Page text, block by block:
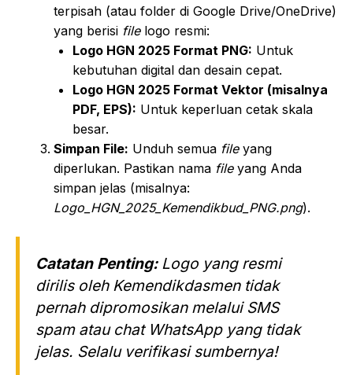
terpisah (atau folder di Google Drive/OneDrive)
yang berisi filelogo resmi:
Logo HGN 2025 Format PNG: Untuk
kebutuhan digital dan desain cepat.
Logo HGN 2025 Format Vektor (misalnya
PDF, EPS): Untuk keperluan cetak skala
besar.
Simpan File: Unduh semua fileyang
diperlukan. Pastikan nama fileyang Anda
simpan jelas (misalnya:
Logo_HGN_2025_Kemendikbud_PNG.png).
Catatan Penting:Logo yang resmi
dirilis oleh Kemendikdasmen tidak
pernah dipromosikan melalui SMS
spamatau chatWhatsApp yang tidak
jelas. Selalu verifikasi sumbernya!